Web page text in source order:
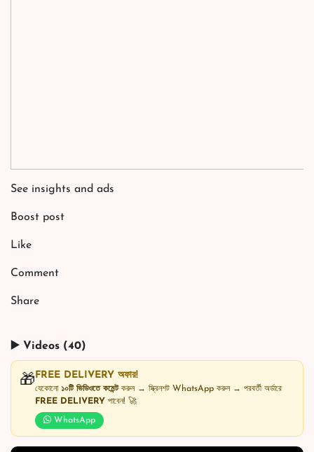
See insights and ads
Boost post
Like
Comment
Share
▶️ Videos (40)
🎁 FREE DELIVERY অফার!
যেকোনো ১০টি ভিডিওতে কমেন্টকরুন → স্ক্রিনশট WhatsApp করুন → পরবর্তী অর্ডারে
FREE DELIVERY পাবেন! 🚀
WhatsApp